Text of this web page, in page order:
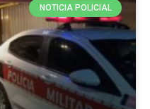
NOTICIA POLICIAL